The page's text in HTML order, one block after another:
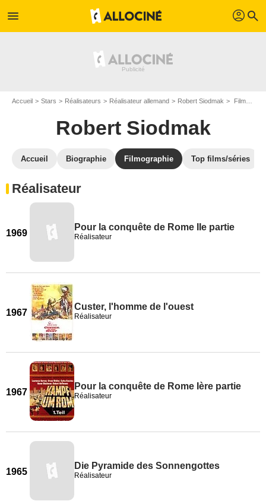
menu profil search
Accueil Stars Réalisateurs Réalisateur allemand Robert Siodmak Filmographie Robert Siodmak
Robert Siodmak
Accueil Biographie Filmographie Top films/séries
Réalisateur
1969
Pour la conquête de Rome IIe partie
Réalisateur
1967
Custer, l'homme de l'ouest
Réalisateur
1967
Pour la conquête de Rome Ière partie
Réalisateur
1965
Die Pyramide des Sonnengottes
Réalisateur